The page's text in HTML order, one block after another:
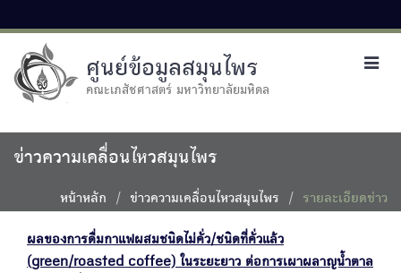
ศูนย์ข้อมูลสมุนไพร
คณะเภสัชศาสตร์ มหาวิทยาลัยมหิดล
ข่าวความเคลื่อนไหวสมุนไพร
หน้าหลัก ข่าวความเคลื่อนไหวสมุนไพร รายละเอียดข่าว
ผลของการดื่มกาแฟผสมชนิดไม่คั่ว/ชนิดที่คั่วแล้ว
(green/roasted coffee) ในระยะยาว ต่อการเผาผลาญน้ำตาล